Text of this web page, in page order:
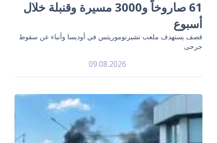
61 صاروخاً و3000 مسيرة وقنبلة خلال
أسبوع
قصف يستهدف ملعب تشيرنوموريتس في أوديسا وأنباء عن سقوط
جرحى
09.08.2026